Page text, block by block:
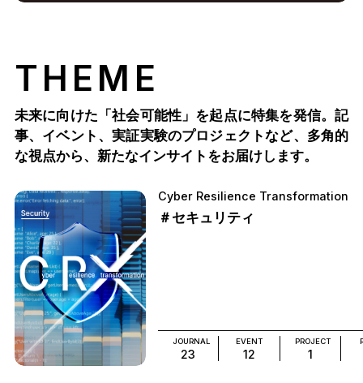
THEME
未来に向けた「社会可能性」を起点に特集を発信。記
事、イベント、実証実験のプロジェクトなど、多角的
な視点から、新たなインサイトをお届けします。
Cyber Resilience Transformation
＃セキュリティ
JOURNAL
23
EVENT
12
PROJECT
1